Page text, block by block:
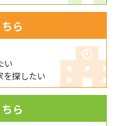
ら
い
を探したい
ら